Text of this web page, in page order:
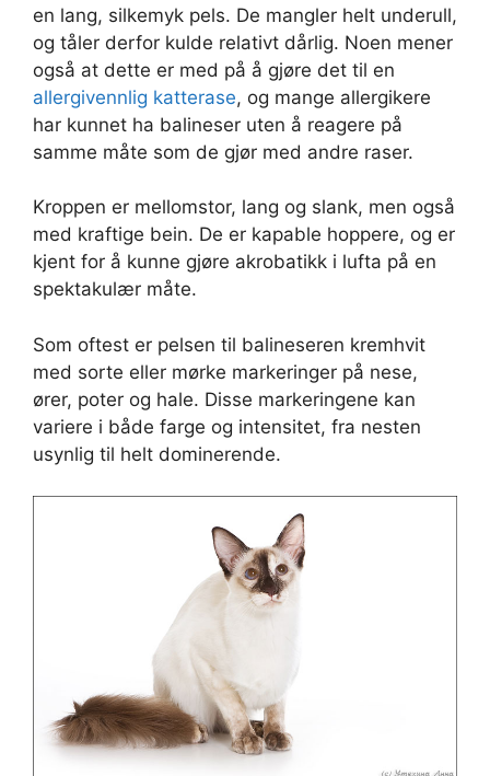
en lang, silkemyk pels. De mangler helt underull,
og tåler derfor kulde relativt dårlig. Noen mener
også at dette er med på å gjøre det til en
allergivennlig katterase, og mange allergikere
har kunnet ha balineser uten å reagere på
samme måte som de gjør med andre raser.
Kroppen er mellomstor, lang og slank, men også
med kraftige bein. De er kapable hoppere, og er
kjent for å kunne gjøre akrobatikk i lufta på en
spektakulær måte.
Som oftest er pelsen til balineseren kremhvit
med sorte eller mørke markeringer på nese,
ører, poter og hale. Disse markeringene kan
variere i både farge og intensitet, fra nesten
usynlig til helt dominerende.